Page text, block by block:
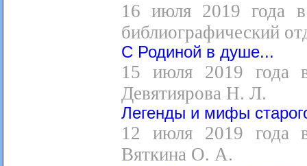
16 июля 2019 года в
библиографический
С Родиной в душе...
15 июля 2019 года
Девятиярова Н. Л.
Легенды и мифы
12 июля 2019 года
Вяткина О. А.